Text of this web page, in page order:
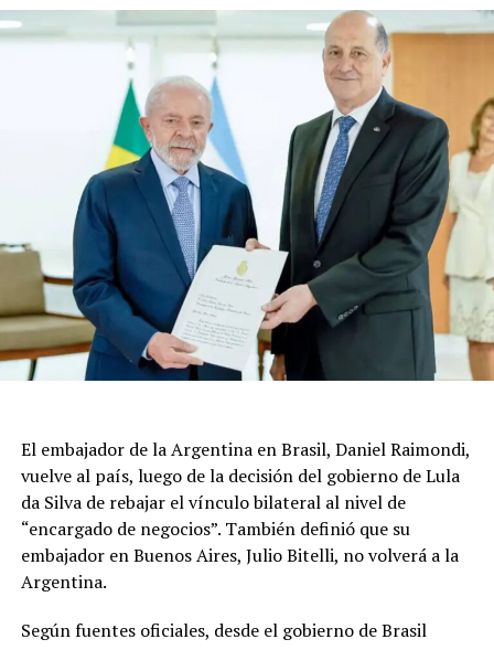
El embajador de la Argentina en Brasil, Daniel Raimondi,
vuelve al país, luego de la decisión del gobierno de Lula
da Silva de rebajar el vínculo bilateral al nivel de
“encargado de negocios”. También definió que su
embajador en Buenos Aires, Julio Bitelli, no volverá a la
Argentina.
Según fuentes oficiales, desde el gobierno de Brasil